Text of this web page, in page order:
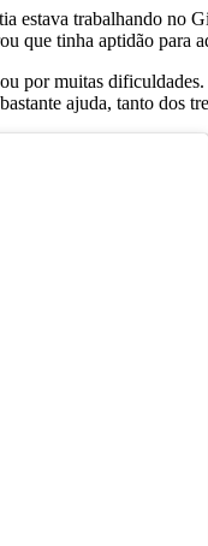
estava trabalhando no
que tinha aptidão para
por muitas
ajuda, tanto dos